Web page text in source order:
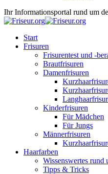
Ihr Informationsportal rund um
Start
Frisuren
Frisurentest und -
Brautfrisuren
Damenfrisuren
Kinderfrisuren
Für Mädchen
Für Jungs
Männerfrisuren
Haarfarben
Wissenswertes rund
Tipps & Tricks